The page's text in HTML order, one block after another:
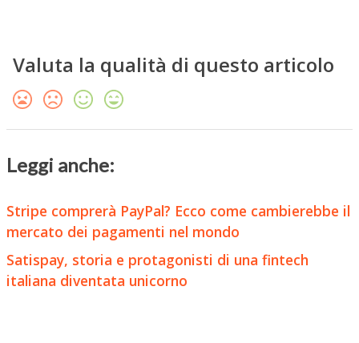
Valuta la qualità di questo articolo
Leggi anche:
Stripe comprerà PayPal? Ecco come cambierebbe il
mercato dei pagamenti nel mondo
Satispay, storia e protagonisti di una fintech
italiana diventata unicorno